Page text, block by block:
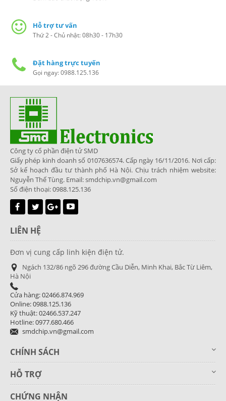
Hỗ trợ tư vấn
Thứ 2 - Chủ nhật: 08h30 - 17h30
Đặt hàng trực tuyến
Gọi ngay: 0988.125.136
Công ty cổ phần điện tử SMD
Giấy phép kinh doanh số 0107636574. Cấp ngày 16/11/2016. Nơi cấp:
Sở kế hoạch đầu tư thành phố Hà Nội. Chịu trách nhiệm website:
Nguyễn Thế Tùng. Email: smdchip.vn@gmail.com
Số điện thoại: 0988.125.136
LIÊN HỆ
Đơn vị cung cấp linh kiện điện tử.
Ngách 132/86 ngõ 296 đường Cầu Diễn, Minh Khai, Bắc Từ Liêm,
Hà Nội
Cửa hàng: 02466.874.969
Online: 0988.125.136
Kỹ thuật: 02466.537.247
Hotline: 0977.680.466
smdchip.vn@gmail.com
CHÍNH SÁCH
HỖ TRỢ
CHỨNG NHẬN